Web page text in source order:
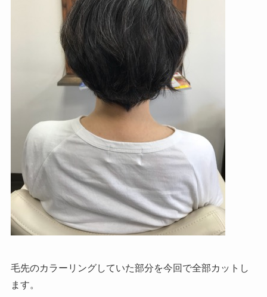
毛先のカラーリングしていた部分を今回で全部カットし
ます。